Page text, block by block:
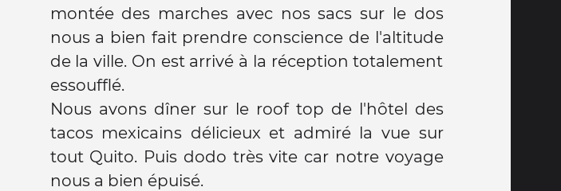
montée des marches avec nos sacs sur le dos
nous a bien fait prendre conscience de l'altitude
de la ville. On est arrivé à la réception totalement
essoufflé.
Nous avons dîner sur le roof top de l'hôtel des
tacos mexicains délicieux et admiré la vue sur
tout Quito. Puis dodo très vite car notre voyage
nous a bien épuisé.